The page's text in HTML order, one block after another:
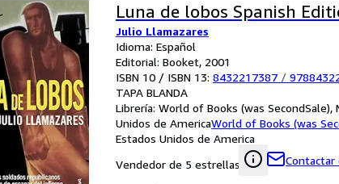
Luna de lobos Spanish
Julio Llamazares
Idioma: Español
Editorial: Booket, 2001
ISBN 10 / ISBN 13: 8432217387 /
TAPA BLANDA
Librería: World of Books (was SecondSale),
Unidos de AmericaWorld of Books (was
Estados Unidos de America
Vendedor de 5 estrellas
Contactar